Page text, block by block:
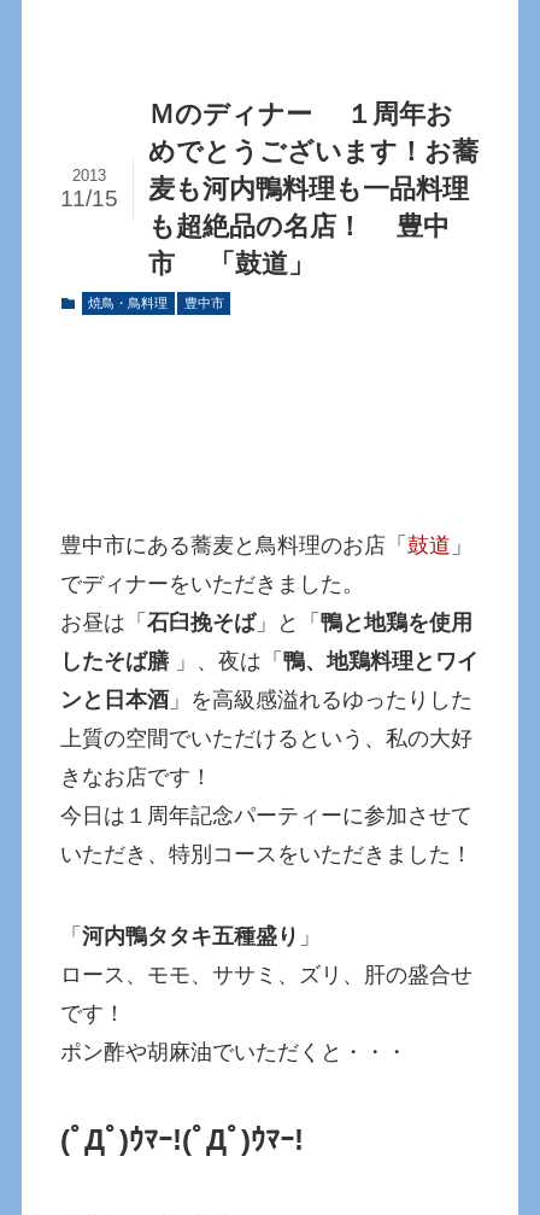
Ｍのディナー １周年お
めでとうございます！お蕎
麦も河内鴨料理も一品料理
も超絶品の名店！ 豊中
市 「鼓道」
2013
11/15
焼鳥・鳥料理 豊中市
豊中市にある蕎麦と鳥料理のお店「鼓道 」
でディナーをいただきました。
お昼は「石臼挽そば」と「鴨と地鶏を使用
したそば膳」、夜は「鴨、地鶏料理とワイ
ンと日本酒 」を高級感溢れるゆったりした
上質の空間でいただけるという、私の大好
きなお店です！
今日は１周年記念パーティーに参加させて
いただき、特別コースをいただきました！
「河内鴨タタキ五種盛り 」
ロース、モモ、ササミ、ズリ、肝の盛合せ
です！
ポン酢や胡麻油でいただくと・・・
(ﾟДﾟ)ｳﾏｰ!(ﾟДﾟ)ｳﾏｰ!